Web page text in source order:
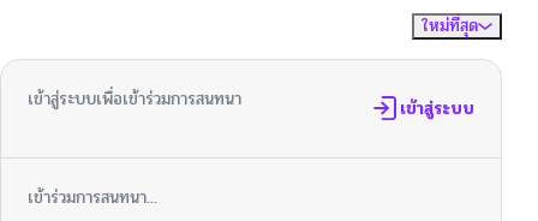
ใหม่ที่สุด
เข้าสู่ระบบเพื่อเข้าร่วมการสนทนา เข้าสู่ระบบ
เข้าร่วมการสนทนา...